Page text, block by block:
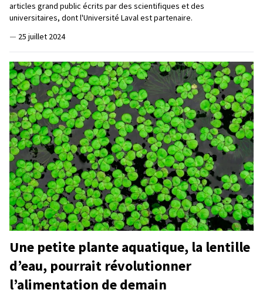
articles grand public écrits par des scientifiques et des
universitaires, dont l'Université Laval est partenaire.
— 25 juillet 2024
Une petite plante aquatique, la lentille
d’eau, pourrait révolutionner
l’alimentation de demain